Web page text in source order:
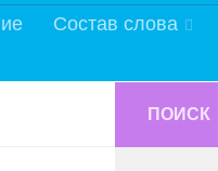
Состав слова
ПОИСК